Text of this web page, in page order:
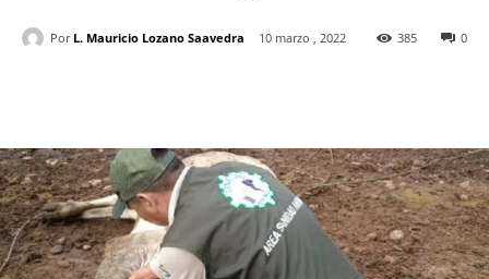
Por L. Mauricio Lozano Saavedra 10 marzo , 2022 0
385